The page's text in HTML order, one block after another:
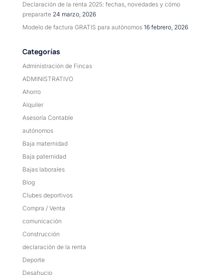
Declaración de la renta 2025: fechas, novedades y cómo
prepararte 24 marzo, 2026
Modelo de factura GRATIS para autónomos 16 febrero, 2026
Categorías
Administración de Fincas
ADMINISTRATIVO
Ahorro
Alquiler
Asesoría Contable
autónomos
Baja maternidad
Baja paternidad
Bajas laborales
Blog
Clubes deportivos
Compra / Venta
comunicación
Construcción
declaración de la renta
Deporte
Desahucio